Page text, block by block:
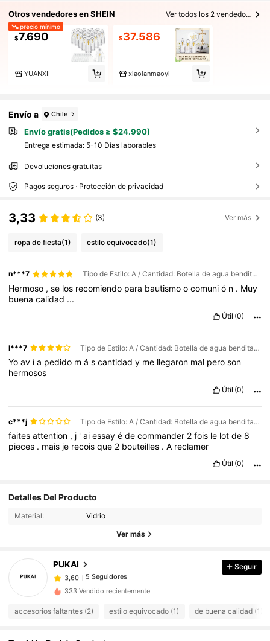
Otros vendedores en SHEIN Ver todos los 2 vendedores
precio mínimo
$7.690
YUANXII
$37.586
xiaolanmaoyi
Envío a Chile
Envío gratis(Pedidos ≥ $24.990)
Entrega estimada: 5-10 Días laborables
Devoluciones gratuitas
Pagos seguros · Protección de privacidad
3,33 (3) Ver más
ropa de fiesta(1) estilo equivocado(1)
n***7 Tipo de Estilo: A / Cantidad: Botella de agua bendita (24 unidades)
Hermoso ,se los recomiendo para bautismoocomunió n . Muy
buenacalidad ...
Útil (0)
l***7 Tipo de Estilo: A / Cantidad: Botella de agua bendita (16 unidades)
Yoav ía pedido máscantidady me llegaron mal peroson
hermosos
Útil (0)
c***j Tipo de Estilo: A / Cantidad: Botella de agua bendita (8 unidades)
faitesattention , j 'aiessayédecommander 2fois le lotde8
pieces . mais je recoisque 2 bouteilles .A reclamer
Útil (0)
Detalles Del Producto
Material: Vidrio
Ver más
PUKAI
3,60 5 Seguidores
5 Seguidores
5 Seguidores
3,60
5 Seguidores
b***o seguidoHace 1 día
3,60
Seguir
333 Vendido recientemente
accesorios faltantes (2) estilo equivocado (1) de buena calidad (1)